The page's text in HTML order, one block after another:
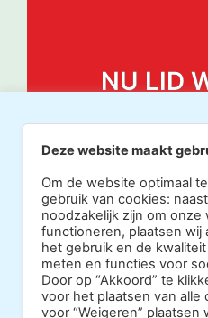
NU LID
Deze website maakt
Om de website optimaal
gebruik van cookies:
noodzakelijk zijn om onze
functioneren, plaatsen wij
het gebruik en de
meten en functies voor
Door op “Akkoord” te
voor het plaatsen van alle
voor “Weigeren”